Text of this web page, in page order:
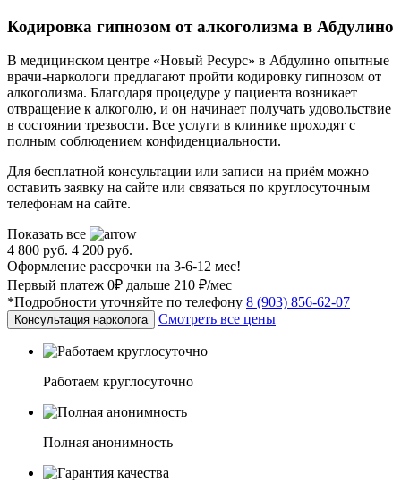
Кодировка гипнозом от алкоголизма в Абдулино
В медицинском центре «Новый Ресурс» в Абдулино опытные
врачи-наркологи предлагают пройти кодировку гипнозом от
алкоголизма. Благодаря процедуре у пациента возникает
отвращение к алкоголю, и он начинает получать удовольствие
в состоянии трезвости. Все услуги в клинике проходят с
полным соблюдением конфиденциальности.
Для бесплатной консультации или записи на приём можно
оставить заявку на сайте или связаться по круглосуточным
телефонам на сайте.
Показать все
4 800 руб. 4 200 руб.
Оформление рассрочки на 3-6-12 мес!
Первый платеж 0₽ дальше 210 ₽/мес
*Подробности уточняйте по телефону 8 (903) 856-62-07
Консультация нарколога Смотреть все цены
Работаем круглосуточно
Полная анонимность